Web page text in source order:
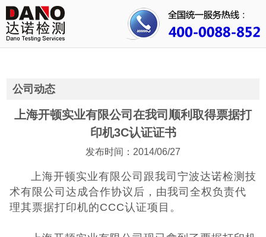
首页
关于我们
公司动态
证书查询
公司动态
上海开顿实业有限公司在我司顺利取得票据打
印机3C认证证书
发布时间：2014/06/27
上海开顿实业有限公司跟我司宁波达诺检测技
术有限公司达成合作协议后，由我司全权负责代
理其票据打印机的CCC认证项目。